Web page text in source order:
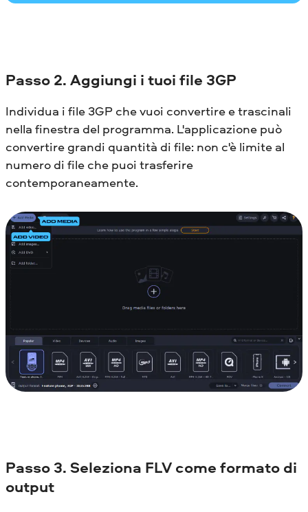
Passo 2. Aggiungi i tuoi file 3GP
Individua i file 3GP che vuoi convertire e trascinali
nella finestra del programma. L'applicazione può
convertire grandi quantità di file: non c'è limite al
numero di file che puoi trasferire
contemporaneamente.
Passo 3. Seleziona FLV come formato di
output